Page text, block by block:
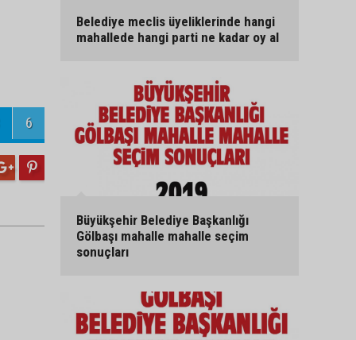
6
Belediye meclis üyeliklerinde hangi
mahallede hangi parti ne kadar oy al
Büyükşehir Belediye Başkanlığı
Gölbaşı mahalle mahalle seçim
sonuçları